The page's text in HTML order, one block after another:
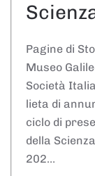
Pagine di
Museo
Società
lieta di
ciclo di
della
202…